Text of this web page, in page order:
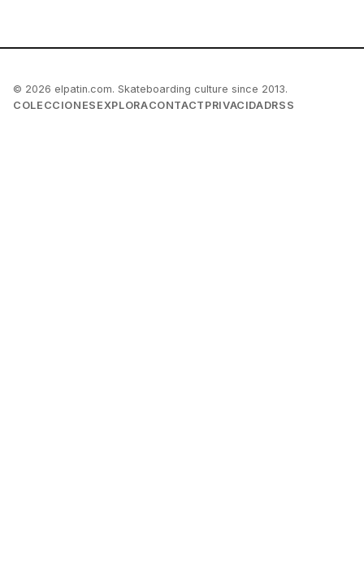
© 2026 elpatin.com. Skateboarding culture since 2013.
COLECCIONES EXPLORACONTACT PRIVACIDADRSS